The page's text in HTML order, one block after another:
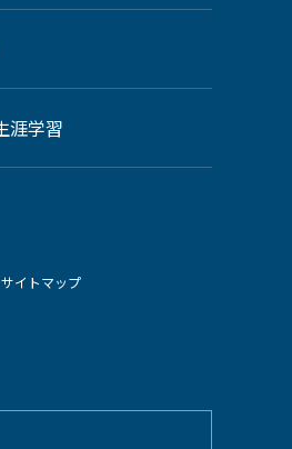
涯学習
サイトマップ